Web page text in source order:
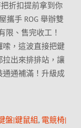
折扣提前拿到你
攜手 ROG 舉辦雙
限、售完收工！
，這波直接把鍵
出來排排站，讓
通補滿！升級成
盤|鍵鼠組, 電競椅|